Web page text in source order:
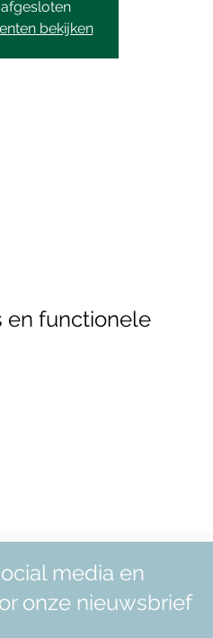
bekijken
en functionele
media en
onze nieuwsbrief